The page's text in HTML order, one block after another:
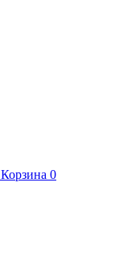
Корзина 0